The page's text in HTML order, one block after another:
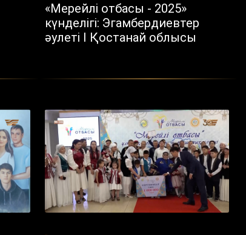
«Мерейлі отбасы - 2025»
күнделігі: Эгамбердиевтер
әулеті I Қостанай облысы